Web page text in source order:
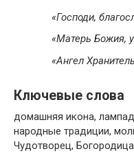
«Господи,
«Матерь Божия,
«Ангел
Ключевые слова
домашняя икона,
народные традиции,
Чудотворец,